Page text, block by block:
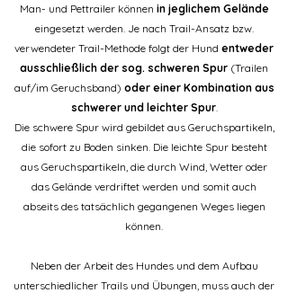
Man- und Pettrailer können in jeglichem Gelände
eingesetzt werden. Je nach Trail-Ansatz bzw.
verwendeter Trail-Methode folgt der Hund entweder
ausschließlich der sog. schweren Spur (Trailen
auf/im Geruchsband) oder einer Kombination aus
schwerer und leichter Spur.
Die schwere Spur wird gebildet aus Geruchspartikeln,
die sofort zu Boden sinken. Die leichte Spur besteht
aus Geruchspartikeln, die durch Wind, Wetter oder
das Gelände verdriftet werden und somit auch
abseits des tatsächlich gegangenen Weges liegen
können.​
Neben der Arbeit des Hundes und dem Aufbau
unterschiedlicher Trails und Übungen, muss auch der